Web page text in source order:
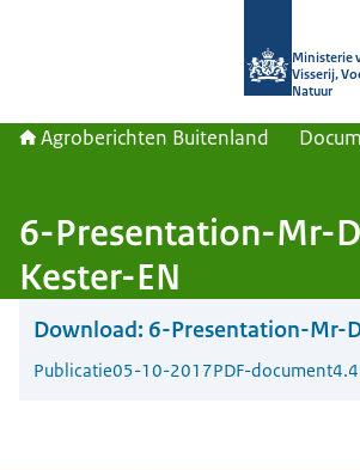
Ministerie
Visserij,
Natuur
Agroberichten Buitenland
6-Presentation-Mr-
Kester-EN
Download: 6-Presentation-Mr-
Publicatie05-10-2017PDF-document